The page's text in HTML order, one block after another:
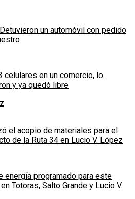
un automóvil con pedido
celulares en un comercio, lo
y ya quedó libre
el acopio de materiales para el
de la Ruta 34 en Lucio V. López
energía programado para este
Totoras, Salto Grande y Lucio V.